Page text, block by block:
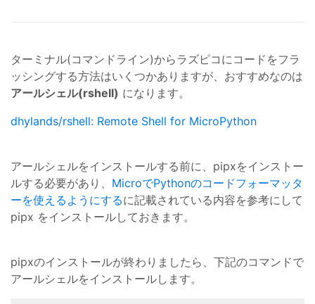
ターミナル(コマンドライン)からラズピコにコードをフラ
ッシングする方法はいくつかありますが、おすすめなのは
アールシェル(rshell) になります。
dhylands/rshell: Remote Shell for MicroPython
アールシェルをインストールする前に、pipxをインストー
ルする必要があり、 MicroでPythonのコードフォーマッタ
ーを使えるようにするに記載されている内容を参考にして
pipx をインストールしておきます。
pipxのインストールが終わりましたら、下記のコマンドで
アールシェルをインストールします。